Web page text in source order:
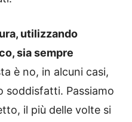
utilizzando
sia sempre
è no, in alcuni casi,
Passiamo
il più delle volte si